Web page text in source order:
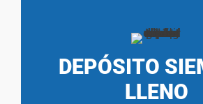
DEPÓSITO
LLENO